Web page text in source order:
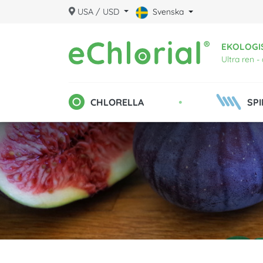
USA / USD Svenska
Ultra ren -
CHLORELLA •